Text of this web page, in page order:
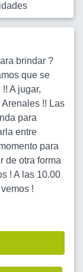
brindar ?
que se
A jugar,
!! Las
para
entre
para
de otra forma
! A las 10.00
!